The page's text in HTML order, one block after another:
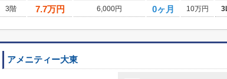
3階
7.7万円 6,000円 0ヶ月 10万円
アメニティー大東